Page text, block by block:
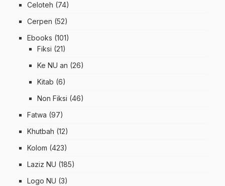
Celoteh (74)
Cerpen (52)
Ebooks (101)
Fiksi (21)
Ke NU an (26)
Kitab (6)
Non Fiksi (46)
Fatwa (97)
Khutbah (12)
Kolom (423)
Laziz NU (185)
Logo NU (3)